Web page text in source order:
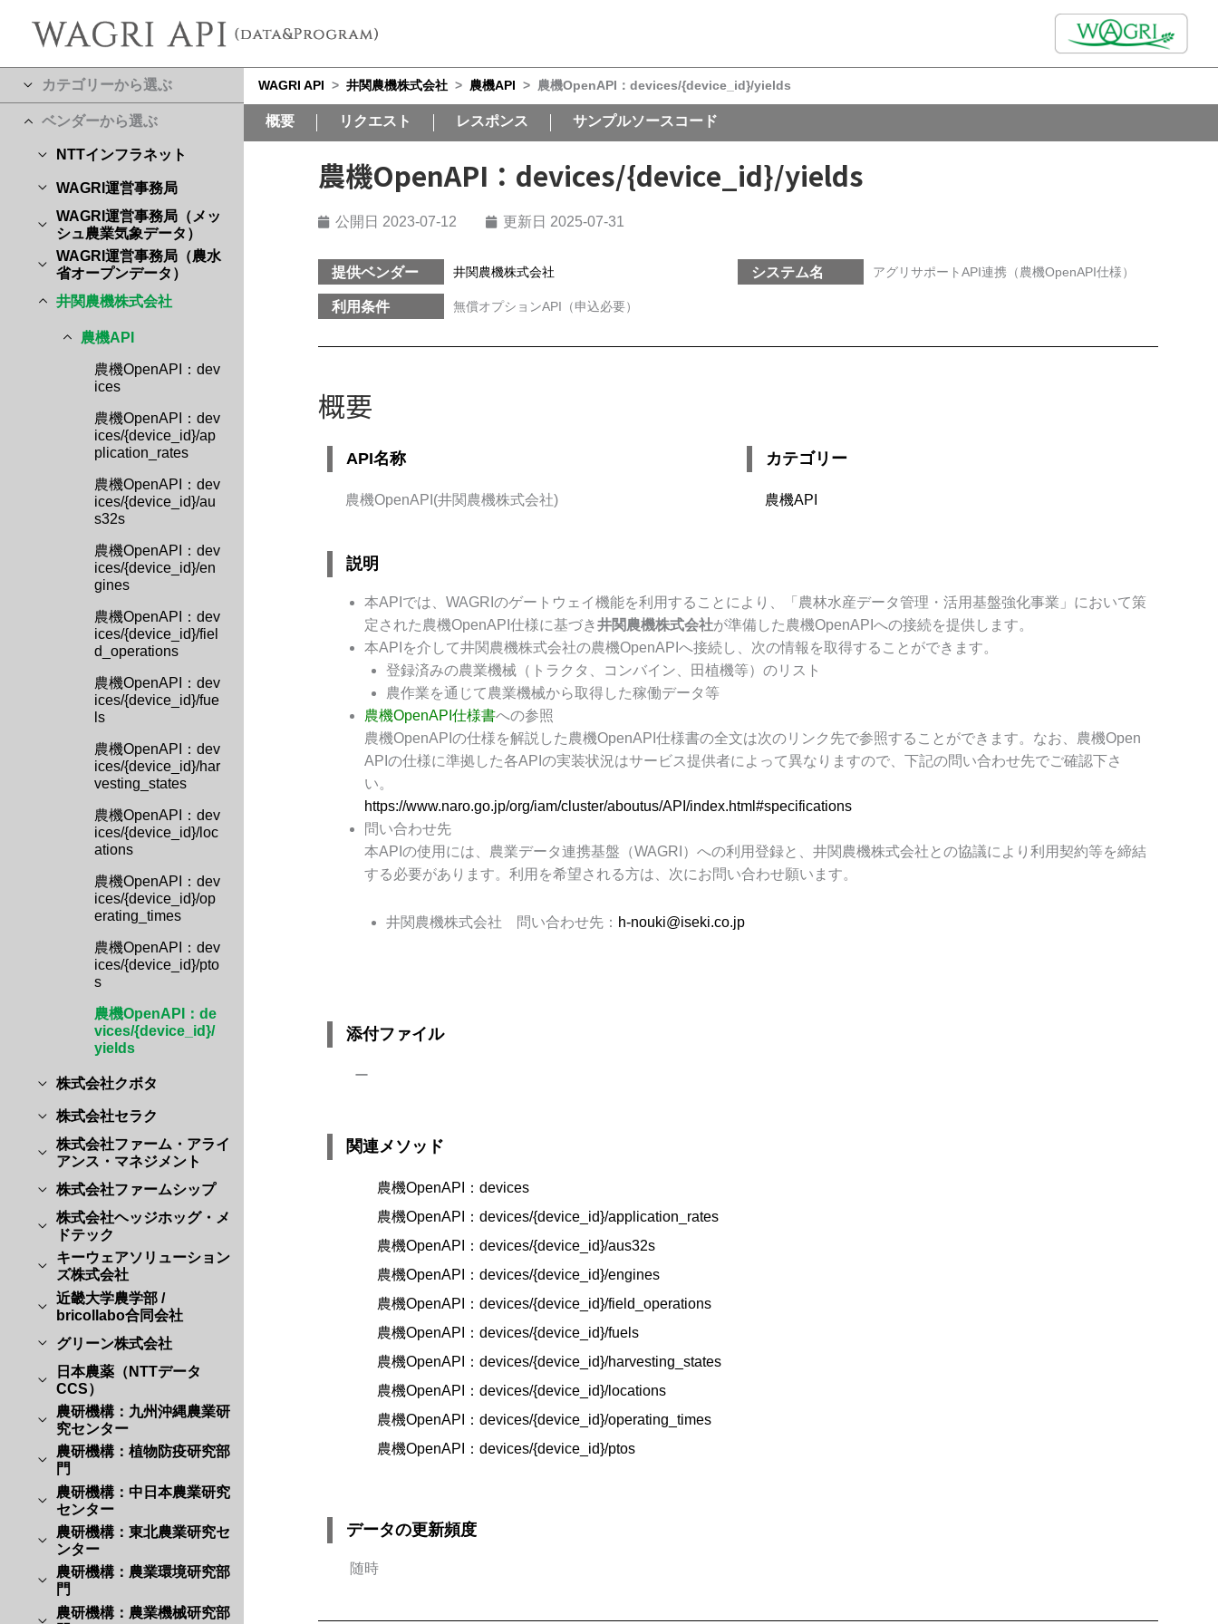
カテゴリーから選ぶ
ベンダーから選ぶ
NTTインフラネット
WAGRI運営事務局
WAGRI運営事務局（メッ
シュ農業気象データ）
WAGRI運営事務局（農水
省オープンデータ）
井関農機株式会社
農機API
農機OpenAPI：dev
ices
農機OpenAPI：dev
ices/{device_id}/ap
plication_rates
農機OpenAPI：dev
ices/{device_id}/au
s32s
農機OpenAPI：dev
ices/{device_id}/en
gines
農機OpenAPI：dev
ices/{device_id}/fiel
d_operations
農機OpenAPI：dev
ices/{device_id}/fue
ls
農機OpenAPI：dev
ices/{device_id}/har
vesting_states
農機OpenAPI：dev
ices/{device_id}/loc
ations
農機OpenAPI：dev
ices/{device_id}/op
erating_times
農機OpenAPI：dev
ices/{device_id}/pto
s
農機OpenAPI：de
vices/{device_id}/
yields
株式会社クボタ
株式会社セラク
株式会社ファーム・アライ
アンス・マネジメント
株式会社ファームシップ
株式会社ヘッジホッグ・メ
ドテック
キーウェアソリューション
ズ株式会社
近畿大学農学部 /
bricollabo合同会社
グリーン株式会社
日本農薬（NTTデータ
CCS）
農研機構：九州沖縄農業研
究センター
農研機構：植物防疫研究部
門
農研機構：中日本農業研究
センター
農研機構：東北農業研究セ
ンター
農研機構：農業環境研究部
門
農研機構：農業機械研究部
WAGRI API > 井関農機株式会社 > 農機API > 農機OpenAPI：devices/{device_id}/yields
概要 リクエスト レスポンス サンプルソースコード
農機OpenAPI：devices/{device_id}/yields
公開日 2023-07-12 更新日 2025-07-31
提供ベンダー 井関農機株式会社 システム名 アグリサポートAPI連携（農機OpenAPI仕様）
利用条件 無償オプションAPI（申込必要）
概要
API名称
農機OpenAPI(井関農機株式会社)
カテゴリー
農機API
説明
本APIでは、WAGRIのゲートウェイ機能を利用することにより、「農林水産データ管理・活用基盤強化事業」において策
定された農機OpenAPI仕様に基づき井関農機株式会社が準備した農機OpenAPIへの接続を提供します。
本APIを介して井関農機株式会社の農機OpenAPIへ接続し、次の情報を取得することができます。
登録済みの農業機械（トラクタ、コンバイン、田植機等）のリスト
農作業を通じて農業機械から取得した稼働データ等
農機OpenAPI仕様書への参照
農機OpenAPIの仕様を解説した農機OpenAPI仕様書の全文は次のリンク先で参照することができます。なお、農機Open
APIの仕様に準拠した各APIの実装状況はサービス提供者によって異なりますので、下記の問い合わせ先でご確認下さ
い。
https://www.naro.go.jp/org/iam/cluster/aboutus/API/index.html#specifications
問い合わせ先
本APIの使用には、農業データ連携基盤（WAGRI）への利用登録と、井関農機株式会社との協議により利用契約等を締結
する必要があります。利用を希望される方は、次にお問い合わせ願います。
井関農機株式会社 問い合わせ先： h-nouki@iseki.co.jp
添付ファイル
ー
関連メソッド
農機OpenAPI：devices
農機OpenAPI：devices/{device_id}/application_rates
農機OpenAPI：devices/{device_id}/aus32s
農機OpenAPI：devices/{device_id}/engines
農機OpenAPI：devices/{device_id}/field_operations
農機OpenAPI：devices/{device_id}/fuels
農機OpenAPI：devices/{device_id}/harvesting_states
農機OpenAPI：devices/{device_id}/locations
農機OpenAPI：devices/{device_id}/operating_times
農機OpenAPI：devices/{device_id}/ptos
データの更新頻度
随時